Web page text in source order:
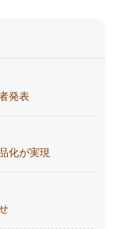
発表
化が実現